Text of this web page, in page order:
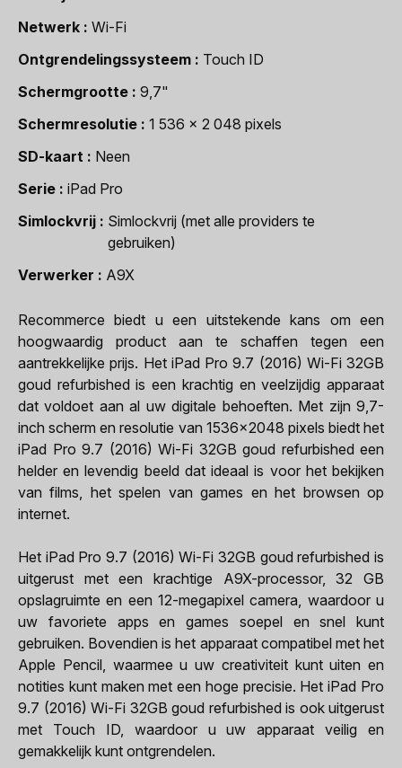
Netwerk
Wi-Fi
Ontgrendelingssysteem
Touch ID
Schermgrootte
9,7"
Schermresolutie
1 536 x 2 048 pixels
SD-kaart
Neen
Serie
iPad Pro
Simlockvrij
Simlockvrij (met alle providers te
gebruiken)
Verwerker
A9X
Recommerce biedt u een uitstekende kans om een
hoogwaardig product aan te schaffen tegen een
aantrekkelijke prijs. Het iPad Pro 9.7 (2016) Wi-Fi 32GB
goud refurbished is een krachtig en veelzijdig apparaat
dat voldoet aan al uw digitale behoeften. Met zijn 9,7-
inch scherm en resolutie van 1536x2048 pixels biedt het
iPad Pro 9.7 (2016) Wi-Fi 32GB goud refurbished een
helder en levendig beeld dat ideaal is voor het bekijken
van films, het spelen van games en het browsen op
internet.
Het iPad Pro 9.7 (2016) Wi-Fi 32GB goud refurbished is
uitgerust met een krachtige A9X-processor, 32 GB
opslagruimte en een 12-megapixel camera, waardoor u
uw favoriete apps en games soepel en snel kunt
gebruiken. Bovendien is het apparaat compatibel met het
Apple Pencil, waarmee u uw creativiteit kunt uiten en
notities kunt maken met een hoge precisie. Het iPad Pro
9.7 (2016) Wi-Fi 32GB goud refurbished is ook uitgerust
met Touch ID, waardoor u uw apparaat veilig en
gemakkelijk kunt ontgrendelen.